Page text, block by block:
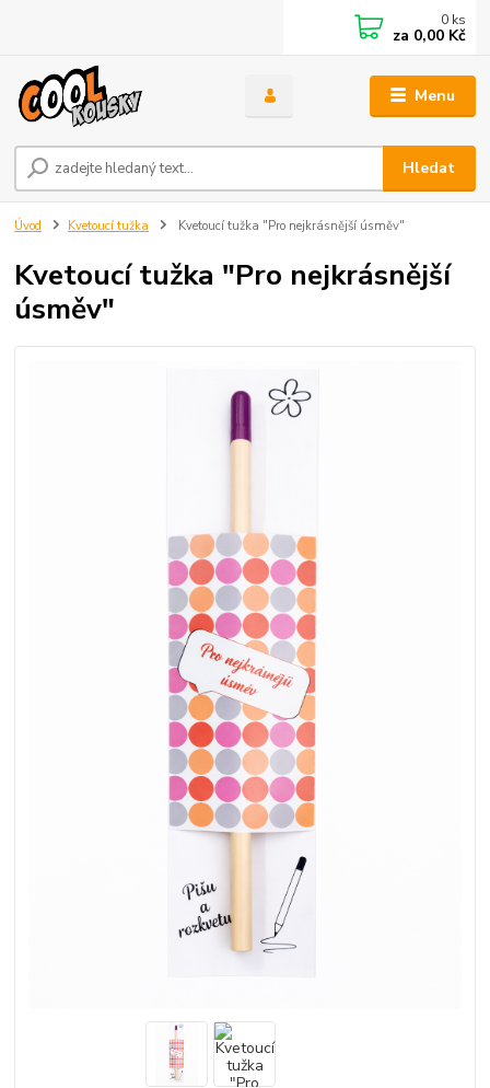
Menu
Hledat
0 ks
za 0,00 Kč
Úvod Kvetoucí tužka Kvetoucí tužka "Pro nejkrásnější úsměv"
Kvetoucí tužka "Pro nejkrásnější
úsměv"